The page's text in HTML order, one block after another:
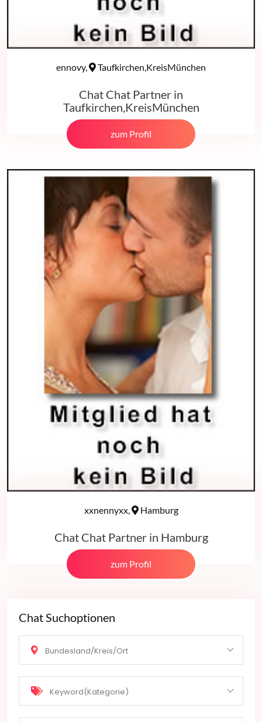
ennovy, Taufkirchen,KreisMünchen
Chat Chat Partner in
Taufkirchen,KreisMünchen
zum Profil
xxnennyxx, Hamburg
Chat Chat Partner in Hamburg
zum Profil
Chat Suchoptionen
Bundesland/Kreis/Ort
Keyword(Kategorie)